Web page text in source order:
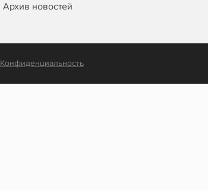
Архив новостей
Конфиденциальность